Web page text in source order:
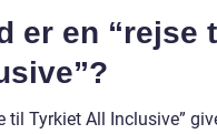
er en “rejse
til Tyrkiet All Inclusive”